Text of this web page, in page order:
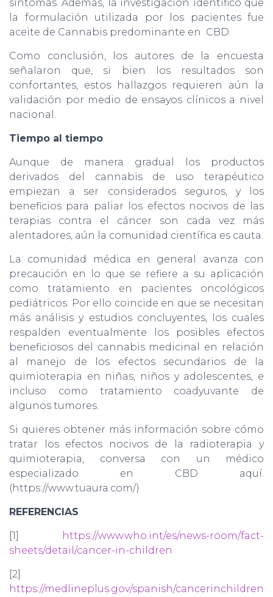
síntomas. Además, la investigación identificó que
la formulación utilizada por los pacientes fue
aceite de Cannabis predominante en CBD.
Como conclusión, los autores de la encuesta
señalaron que, si bien los resultados son
confortantes, estos hallazgos requieren aún la
validación por medio de ensayos clínicos a nivel
nacional.
Tiempo al tiempo
Aunque de manera gradual los productos
derivados del cannabis de uso terapéutico
empiezan a ser considerados seguros, y los
beneficios para paliar los efectos nocivos de las
terapias contra el cáncer son cada vez más
alentadores, aún la comunidad científica es cauta.
La comunidad médica en general avanza con
precaución en lo que se refiere a su aplicación
como tratamiento en pacientes oncológicos
pediátricos. Por ello coincide en que se necesitan
más análisis y estudios concluyentes, los cuales
respalden eventualmente los posibles efectos
beneficiosos del cannabis medicinal en relación
al manejo de los efectos secundarios de la
quimioterapia en niñas, niños y adolescentes, e
incluso como tratamiento coadyuvante de
algunos tumores.
Si quieres obtener más información sobre cómo
tratar los efectos nocivos de la radioterapia y
quimioterapia, conversa con un médico
especializado en CBD aquí.
(https://www.tuaura.com/)
REFERENCIAS
[1]
https://www.who.int/es/news-room/fact-
sheets/detail/cancer-in-children
[2]
https://medlineplus.gov/spanish/cancerinchildren